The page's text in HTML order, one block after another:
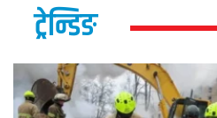
ट्रेन्डिङ